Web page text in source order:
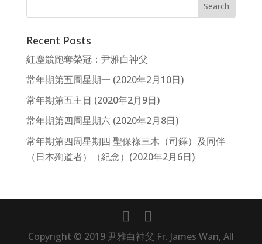
Recent Posts
紅塵競跑奪榮冠：尹雅白神父
常年期第五周星期一 (2020年2月10日)
常年期第五主日 (2020年2月9日)
常年期第四周星期六 (2020年2月8日)
常年期第四周星期四 聖保祿三木（司鐸）及同伴
（日本殉道者）（紀念）(2020年2月6日)
Copyright © 2019 尹雅白神父 Fr. James Wan, All